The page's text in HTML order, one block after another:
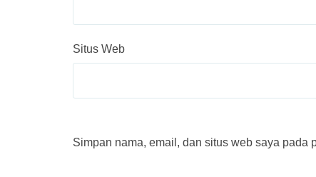
Situs Web
Simpan nama, email, dan situs web saya pada